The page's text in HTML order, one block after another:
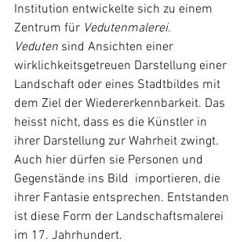
Institution entwickelte sich zu einem
Zentrum für Vedutenmalerei.
Veduten sind Ansichten einer
wirklichkeitsgetreuen Darstellung einer
Landschaft oder eines Stadtbildes mit
dem Ziel der Wiedererkennbarkeit. Das
heisst nicht, dass es die Künstler in
ihrer Darstellung zur Wahrheit zwingt.
Auch hier dürfen sie Personen und
Gegenstände ins Bild  importieren, die
ihrer Fantasie entsprechen. Entstanden
ist diese Form der Landschaftsmalerei
im 17. Jahrhundert.